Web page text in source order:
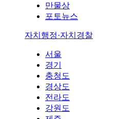
만물상
포토뉴스
자치행정·자치경찰
서울
경기
충청도
경상도
전라도
강원도